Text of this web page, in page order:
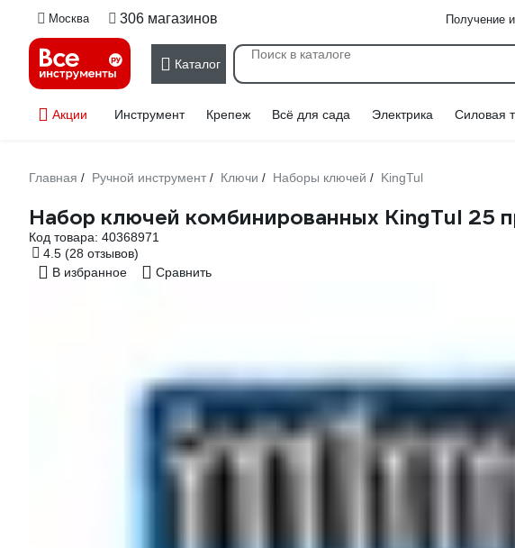
Москва 306 магазинов Получение
Каталог
Акции Инструмент Крепеж Всё для сада Электрика Силовая
Главная / Ручной инструмент / Ключи / Наборы ключей / KingTul
Набор ключей комбинированных KingTul 25
Код товара: 40368971
4.5 (28 отзывов)
В избранное
Сравнить